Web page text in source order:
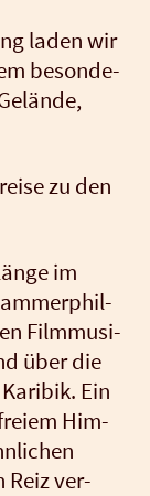
laden wir
beson­de­
zu den
im
Film­mu­si­
über die
Ein
Him­
Reiz ver­